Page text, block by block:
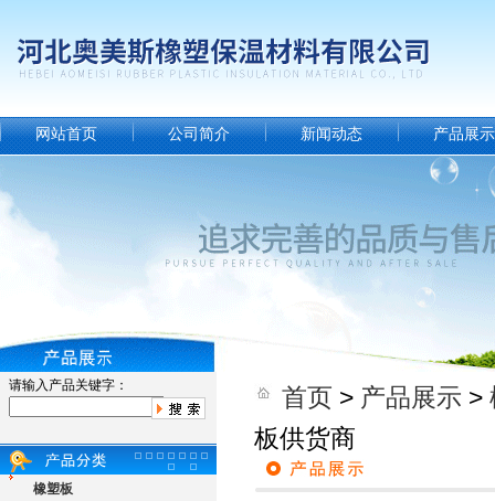
网站首页 公司简介 新闻动态 产品展示
请输入产品关键字：
橡塑板
首页 > 产品展示 >
板供货商